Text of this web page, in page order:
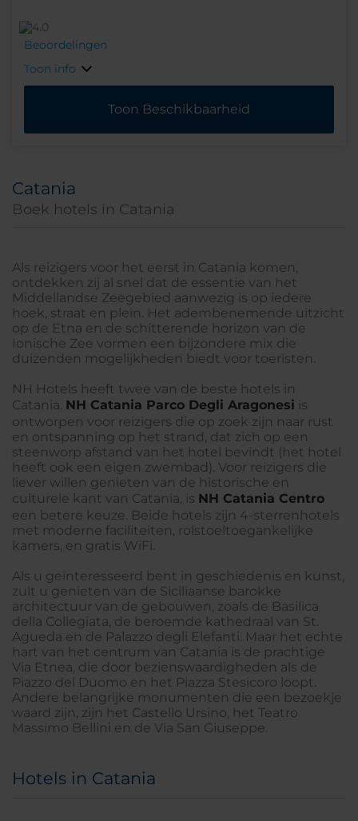
Beoordelingen
Toon info
Toon Beschikbaarheid
Catania
Boek hotels in Catania
Als reizigers voor het eerst in Catania komen,
ontdekken zij al snel dat de essentie van het
Middellandse Zeegebied aanwezig is op iedere
hoek, straat en plein. Het adembenemende uitzicht
op de Etna en de schitterende horizon van de
Ionische Zee vormen een bijzondere mix die
duizenden mogelijkheden biedt voor toeristen.
NH Hotels heeft twee van de beste hotels in
Catania. NH Catania Parco Degli Aragonesi is
ontworpen voor reizigers die op zoek zijn naar rust
en ontspanning op het strand, dat zich op een
steenworp afstand van het hotel bevindt (het hotel
heeft ook een eigen zwembad). Voor reizigers die
liever willen genieten van de historische en
culturele kant van Catania, is NH Catania Centro
een betere keuze. Beide hotels zijn 4-sterrenhotels
met moderne faciliteiten, rolstoeltoegankelijke
kamers, en gratis WiFi.
Als u geïnteresseerd bent in geschiedenis en kunst,
zult u genieten van de Siciliaanse barokke
architectuur van de gebouwen, zoals de Basilica
della Collegiata, de beroemde kathedraal van St.
Agueda en de Palazzo degli Elefanti. Maar het echte
hart van het centrum van Catania is de prachtige
Via Etnea, die door bezienswaardigheden als de
Piazzo del Duomo en het Piazza Stesicoro loopt.
Andere belangrijke monumenten die een bezoekje
waard zijn, zijn het Castello Ursino, het Teatro
Massimo Bellini en de Via San Giuseppe.
Hotels in Catania